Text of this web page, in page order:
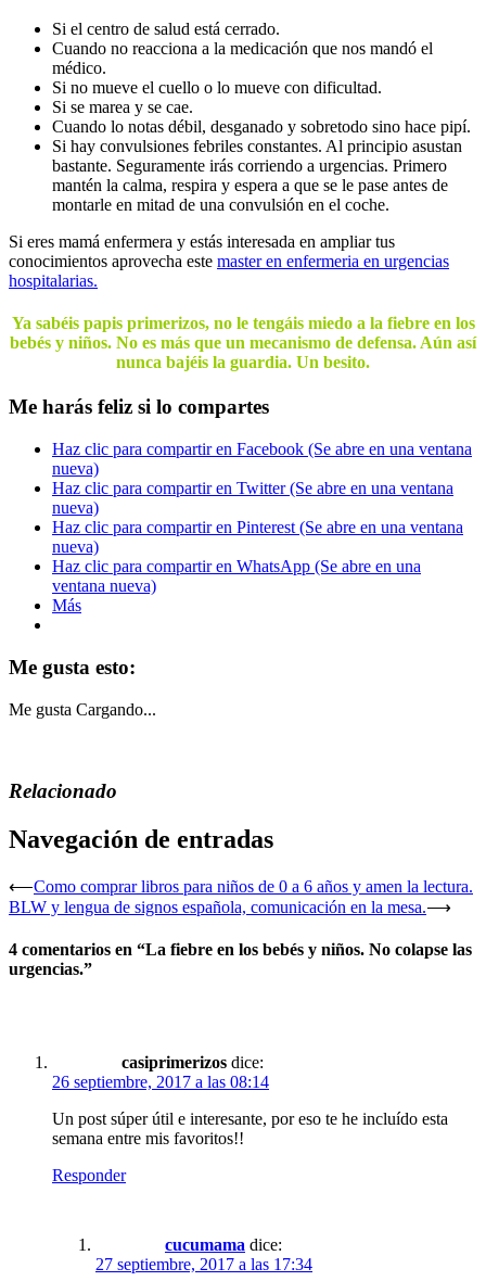
Si el centro de salud está cerrado.
Cuando no reacciona a la medicación que nos mandó el
médico.
Si no mueve el cuello o lo mueve con dificultad.
Si se marea y se cae.
Cuando lo notas débil, desganado y sobretodo sino hace pipí.
Si hay convulsiones febriles constantes. Al principio asustan
bastante. Seguramente irás corriendo a urgencias. Primero
mantén la calma, respira y espera a que se le pase antes de
montarle en mitad de una convulsión en el coche.
Si eres mamá enfermera y estás interesada en ampliar tus
conocimientos aprovecha este master en enfermeria en urgencias
hospitalarias.
Ya sabéis papis primerizos, no le tengáis miedo a la fiebre en los
bebés y niños. No es más que un mecanismo de defensa. Aún así
nunca bajéis la guardia. Un besito.
Me harás feliz si lo compartes
Haz clic para compartir en Facebook (Se abre en una ventana
nueva)
Haz clic para compartir en Twitter (Se abre en una ventana
nueva)
Haz clic para compartir en Pinterest (Se abre en una ventana
nueva)
Haz clic para compartir en WhatsApp (Se abre en una
ventana nueva)
Más
Me gusta esto:
Me gusta Cargando...
Relacionado
Navegación de entradas
⟵Como comprar libros para niños de 0 a 6 años y amen la lectura.
BLW y lengua de signos española, comunicación en la mesa.⟶
4 comentarios en “La fiebre en los bebés y niños. No colapse las
urgencias.”
casiprimerizos dice:
26 septiembre, 2017 a las 08:14
Un post súper útil e interesante, por eso te he incluído esta
semana entre mis favoritos!!
Responder
cucumama dice:
27 septiembre, 2017 a las 17:34